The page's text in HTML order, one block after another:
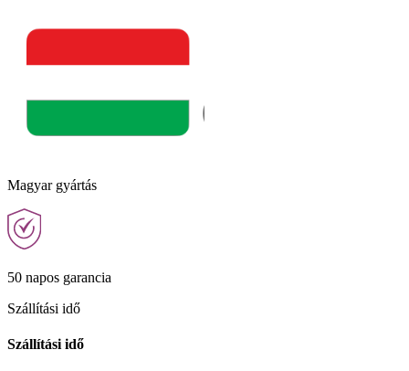
Magyar gyártás
50 napos garancia
Szállítási idő
Szállítási idő